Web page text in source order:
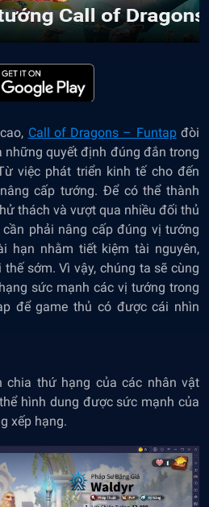
Call of Dragons – Funtapđòi
những quyết định đúng đắn trong
việc phát triển kinh tế cho đến
cấp tướng. Để có thể thành
thách và vượt qua nhiều đối thủ
phải nâng cấp đúng vị tướng
hạn nhằm tiết kiệm tài nguyên,
sớm. Vì vậy, chúng ta sẽ cùng
sức mạnh các vị tướng trong
để game thủ có được cái nhìn
chia thứ hạng của các nhân vật
hình dung được sức mạnh của
xếp hạng.